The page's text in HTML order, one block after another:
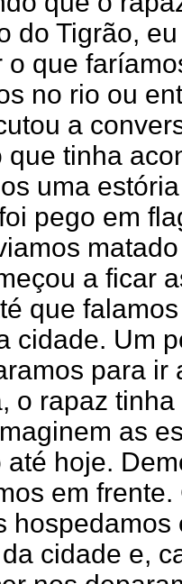
do Tigrão,
o que
no rio ou
a
que tinha
uma
pego em
a ficar
que
cidade. Um
para ir
o rapaz
as
até hoje.
em
cidade e,